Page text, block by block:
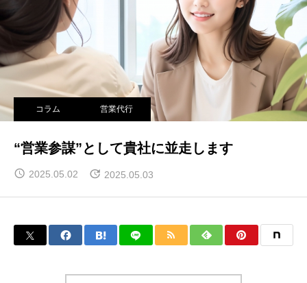
コラム 営業代行
“営業参謀”として貴社に並走します
2025.05.02 2025.05.03